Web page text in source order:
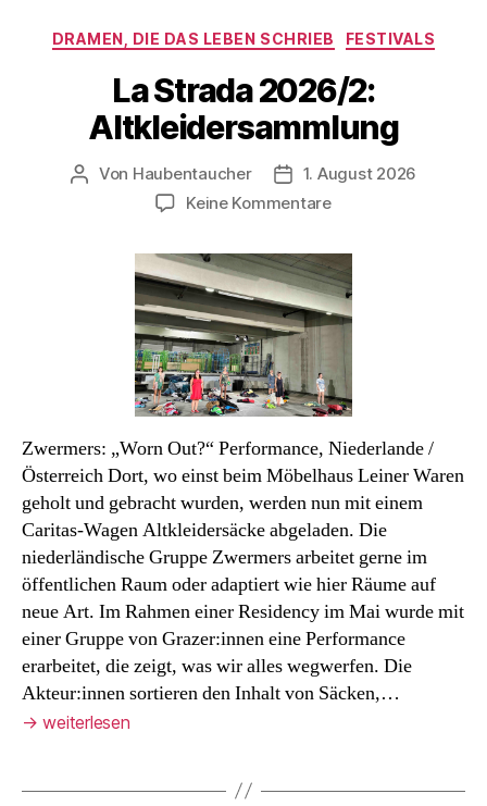
Kategorien
DRAMEN, DIE DAS LEBEN SCHRIEB FESTIVALS
La Strada 2026/2:
Altkleidersammlung
Beitragsautor
Von Haubentaucher Veröffentlichungsdatum
1. August 2026
Keine Kommentarezu
Strada
2026/2:
Altkleidersammlung
Zwermers: „Worn Out?“ Performance, Niederlande /
Österreich Dort, wo einst beim Möbelhaus Leiner Waren
geholt und gebracht wurden, werden nun mit einem
Caritas-Wagen Altkleidersäcke abgeladen. Die
niederländische Gruppe Zwermers arbeitet gerne im
öffentlichen Raum oder adaptiert wie hier Räume auf
neue Art. Im Rahmen einer Residency im Mai wurde mit
einer Gruppe von Grazer:innen eine Performance
erarbeitet, die zeigt, was wir alles wegwerfen. Die
Akteur:innen sortieren den Inhalt von Säcken,…
→ weiterlesen